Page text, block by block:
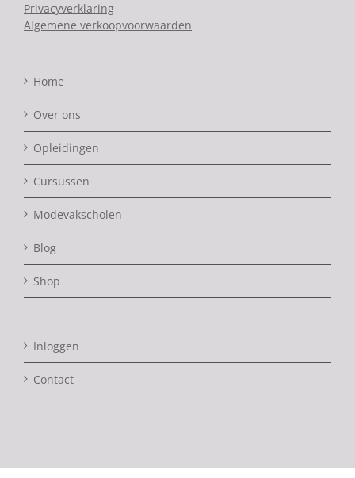
Privacyverklaring
Algemene verkoopvoorwaarden
Home
Over ons
Opleidingen
Cursussen
Modevakscholen
Blog
Shop
Inloggen
Contact